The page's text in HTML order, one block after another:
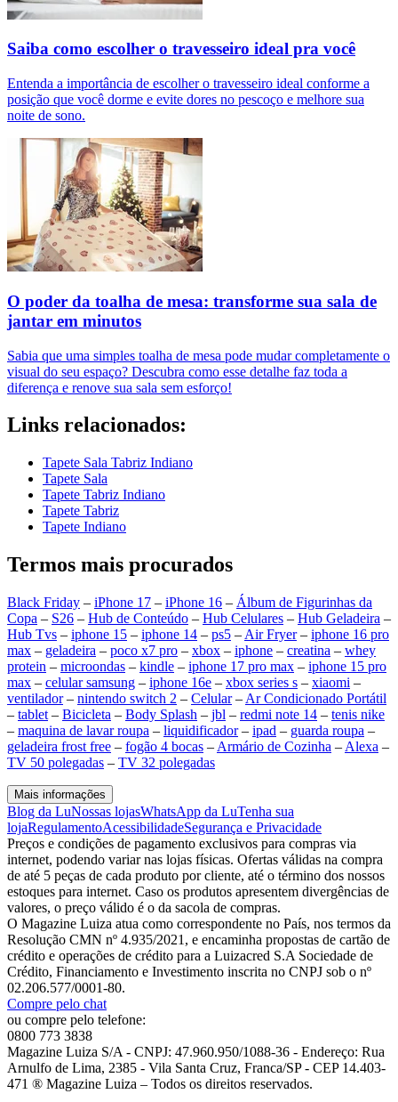
Saiba como escolher o travesseiro ideal pra você
Entenda a importância de escolher o travesseiro ideal conforme a
posição que você dorme e evite dores no pescoço e melhore sua
noite de sono.
O poder da toalha de mesa: transforme sua sala de
jantar em minutos
Sabia que uma simples toalha de mesa pode mudar completamente o
visual do seu espaço? Descubra como esse detalhe faz toda a
diferença e renove sua sala sem esforço!
Links relacionados:
Tapete Sala Tabriz Indiano
Tapete Sala
Tapete Tabriz Indiano
Tapete Tabriz
Tapete Indiano
Termos mais procurados
Black Friday – iPhone 17 – iPhone 16 – Álbum de Figurinhas da
Copa – S26 – Hub de Conteúdo – Hub Celulares – Hub Geladeira –
Hub Tvs – iphone 15 – iphone 14 – ps5 – Air Fryer– iphone 16 pro
max – geladeira – poco x7 pro – xbox – iphone – creatina – whey
protein – microondas – kindle – iphone 17 pro max – iphone 15 pro
max – celular samsung – iphone 16e – xbox series s – xiaomi –
ventilador– nintendo switch 2 – Celular– Ar Condicionado Portátil
– tablet – Bicicleta – Body Splash – jbl – redmi note 14 – tenis nike
– maquina de lavar roupa – liquidificador– ipad – guarda roupa –
geladeira frost free – fogão 4 bocas – Armário de Cozinha – Alexa –
TV 50 polegadas – TV 32 polegadas
Mais informações
Blog da LuNossas lojasWhatsApp da LuTenha sua
lojaRegulamentoAcessibilidadeSegurança e Privacidade
Preços e condições de pagamento exclusivos para compras via
internet, podendo variar nas lojas físicas. Ofertas válidas na compra
de até 5 peças de cada produto por cliente, até o término dos nossos
estoques para internet. Caso os produtos apresentem divergências de
valores, o preço válido é o da sacola de compras.
O Magazine Luiza atua como correspondente no País, nos termos da
Resolução CMN nº 4.935/2021, e encaminha propostas de cartão de
crédito e operações de crédito para a Luizacred S.A Sociedade de
Crédito, Financiamento e Investimento inscrita no CNPJ sob o nº
02.206.577/0001-80.
Compre pelo chat
ou compre pelo telefone:
0800 773 3838
Magazine Luiza S/A - CNPJ: 47.960.950/1088-36 - Endereço: Rua
Arnulfo de Lima, 2385 - Vila Santa Cruz, Franca/SP - CEP 14.403-
471 ® Magazine Luiza – Todos os direitos reservados.